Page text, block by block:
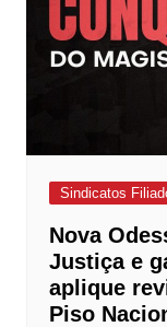
Sindicatos
Nova
Justiça e
aplique
Piso